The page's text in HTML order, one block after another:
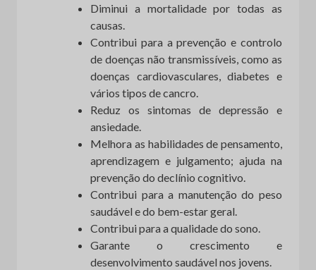
Diminui a mortalidade por todas as
causas.
Contribui para a prevenção e controlo
de doenças não transmissíveis, como as
doenças cardiovasculares, diabetes e
vários tipos de cancro.
Reduz os sintomas de depressão e
ansiedade.
Melhora as habilidades de pensamento,
aprendizagem e julgamento; ajuda na
prevenção do declínio cognitivo.
Contribui para a manutenção do peso
saudável e do bem-estar geral.
Contribui para a qualidade do sono.
Garante o crescimento e
desenvolvimento saudável nos jovens.